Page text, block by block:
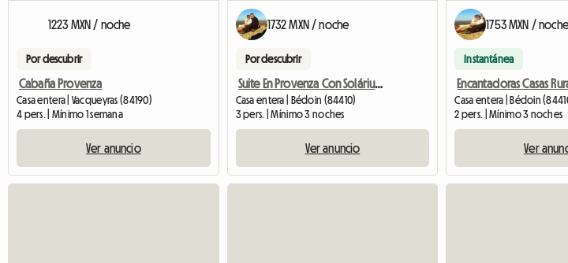
1223 MXN / noche
Por descubrir
Cabaña Provenza
Casa entera | Vacqueyras (84190)
4 pers. | Mínimo 1 semana
Ver anuncio
1732 MXN / noche
Por descubrir
Suite En Provenza Con Solárium Y Spa Privado
Casa entera | Bédoin (84410)
3 pers. | Mínimo 3 noches
Ver anuncio
1753 MXN / noche
Instantánea
Casa entera | Bédoin
2 pers. | Mínimo 3 noches
Ver